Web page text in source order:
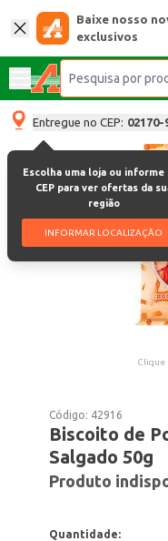
Baixe nosso
exclusivos
Entregue no CEP: 02170-
Escolha uma loja ou informe
CEP para ver ofertas da
região
INFORMAR LOCALIZAÇÃO
Clique
Código: 42916
Biscoito de
Salgado 50g
Produto
Quantidade: